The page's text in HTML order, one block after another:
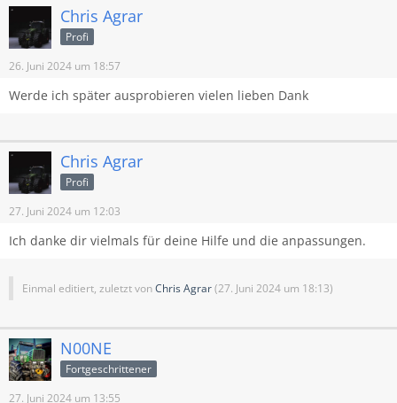
Chris Agrar
Profi
26. Juni 2024 um 18:57
Werde ich später ausprobieren vielen lieben Dank
Chris Agrar
Profi
27. Juni 2024 um 12:03
Ich danke dir vielmals für deine Hilfe und die anpassungen.
Einmal editiert, zuletzt vonChris Agrar(27. Juni 2024 um 18:13)
N00NE
Fortgeschrittener
27. Juni 2024 um 13:55